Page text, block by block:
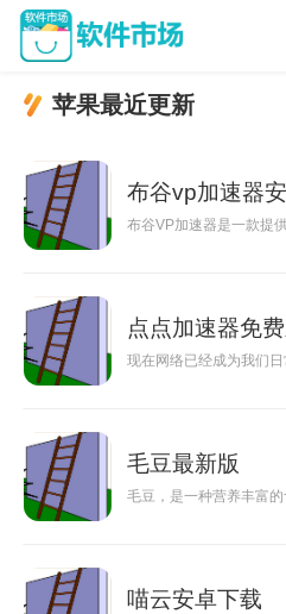
苹果最近更新
布谷vp加速器
布谷VP加速器是一款提
点点加速器免
现在网络已经成为我们
毛豆最新版
毛豆，是一种营养丰富
喵云安卓下载